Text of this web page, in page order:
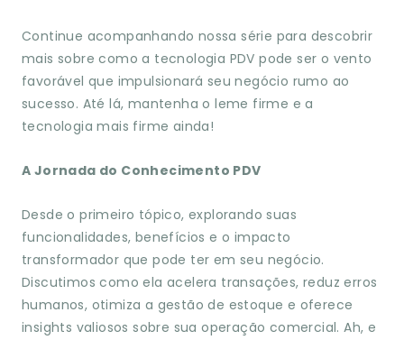
Continue acompanhando nossa série para descobrir
mais sobre como a tecnologia PDV pode ser o vento
favorável que impulsionará seu negócio rumo ao
sucesso. Até lá, mantenha o leme firme e a
tecnologia mais firme ainda!
A Jornada do Conhecimento PDV
Desde o primeiro tópico, explorando suas
funcionalidades, benefícios e o impacto
transformador que pode ter em seu negócio.
Discutimos como ela acelera transações, reduz erros
humanos, otimiza a gestão de estoque e oferece
insights valiosos sobre sua operação comercial. Ah, e